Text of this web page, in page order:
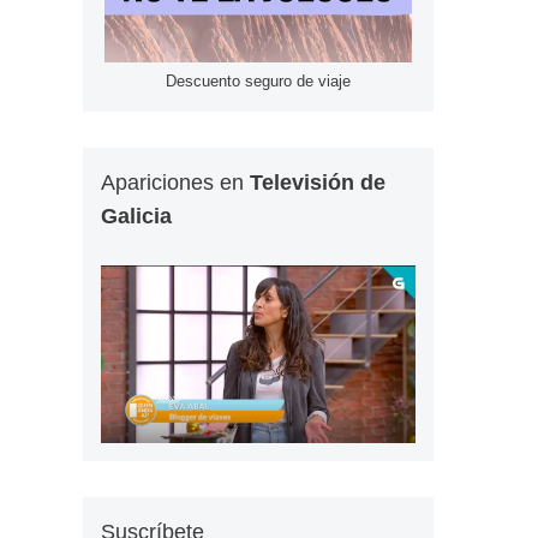
Descuento seguro de viaje
Apariciones en Televisión de
Galicia
Suscríbete